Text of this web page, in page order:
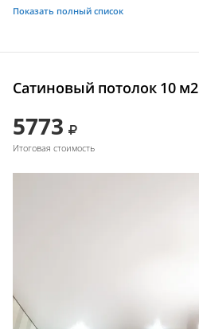
Показать полный список
Сатиновый потолок 10 м2
5773
Итоговая стоимость